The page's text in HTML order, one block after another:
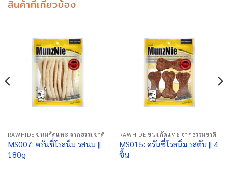
สินค้าที่เกี่ยวข้อง
RAWHIDE ขนมกัดแทะ จากธรรมชาติ
MS007: ครันชี่โรลนิ่ม รสนม ||
180g
RAWHIDE ขนมกัดแทะ จากธรรมชาติ
MS015: ครันชี่โรลนิ่ม รสตับ || 4
ชิ้น